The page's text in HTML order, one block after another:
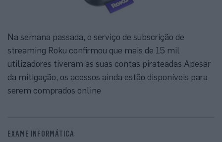
Na semana passada, o serviço de subscrição de
streaming Roku confirmou que mais de 15 mil
utilizadores tiveram as suas contas pirateadas Apesar
da mitigação, os acessos ainda estão disponíveis para
serem comprados online
EXAME INFORMÁTICA